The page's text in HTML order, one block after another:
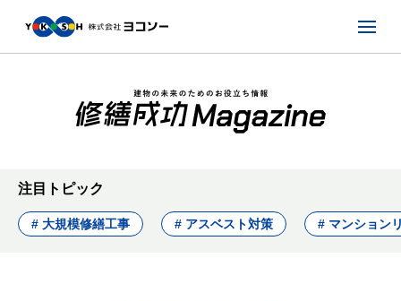
注目トピック
# 大規模修繕工事 # アスベスト対策 # マンション